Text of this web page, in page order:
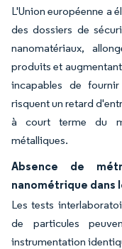
L'Union européenne a
des dossiers de
nanomatériaux,
produits et
incapables de
risquent un retard
à court terme du
métalliques.
Absence de
nanométrique dans
Les tests
de particules
instrumentation